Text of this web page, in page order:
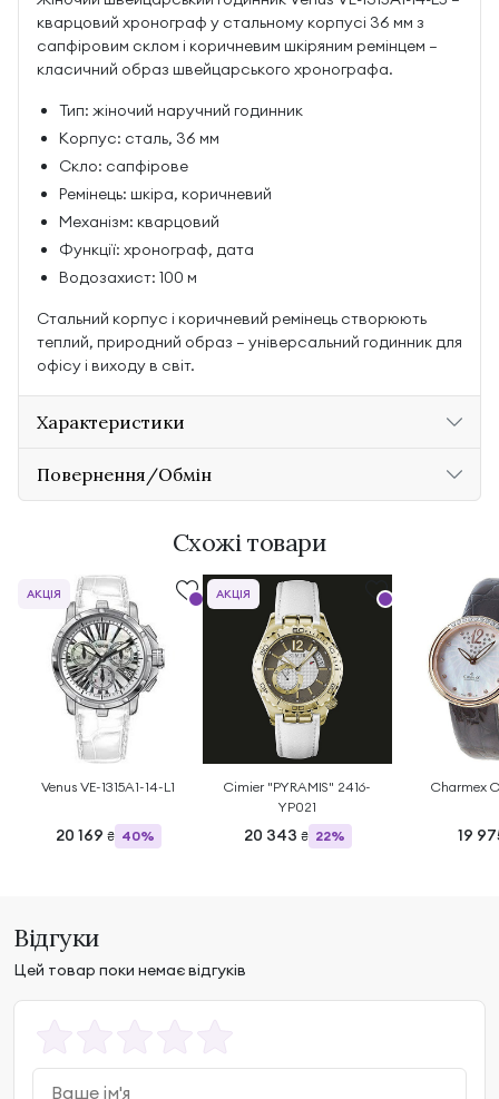
кварцовий хронограф у стальному корпусі 36 мм з
сапфіровим склом і коричневим шкіряним ремінцем —
класичний образ швейцарського хронографа.
Тип: жіночий наручний годинник
Корпус: сталь, 36 мм
Скло: сапфірове
Ремінець: шкіра, коричневий
Механізм: кварцовий
Функції: хронограф, дата
Водозахист: 100 м
Стальний корпус і коричневий ремінець створюють
теплий, природний образ — універсальний годинник для
офісу і виходу в світ.
Характеристики
Повернення/Обмін
Схожі товари
Venus VE-1315A1-14-L1
20 169 ₴ 40%
АКЦІЯ
Cimier "PYRAMIS" 2416-
YP021
20 343 ₴ 22%
АКЦІЯ
Charmex
19
Відгуки
Цей товар поки немає відгуків